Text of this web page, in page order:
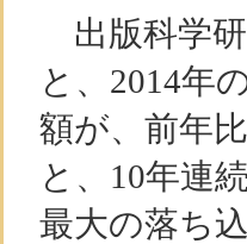
出版科学研
と、2014年
額が、前年
と、10年連
最大の落ち